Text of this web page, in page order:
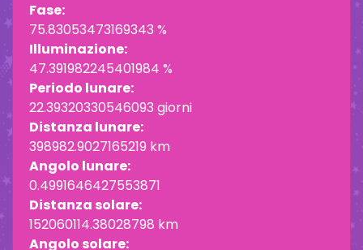
Fase:
75.83053473169343 %
Illuminazione:
47.391982245401984 %
Periodo lunare:
22.39320330546093 giorni
Distanza lunare:
398982.9027165219 km
Angolo lunare:
0.4991646427553871
Distanza solare:
152060114.38028798 km
Angolo solare: